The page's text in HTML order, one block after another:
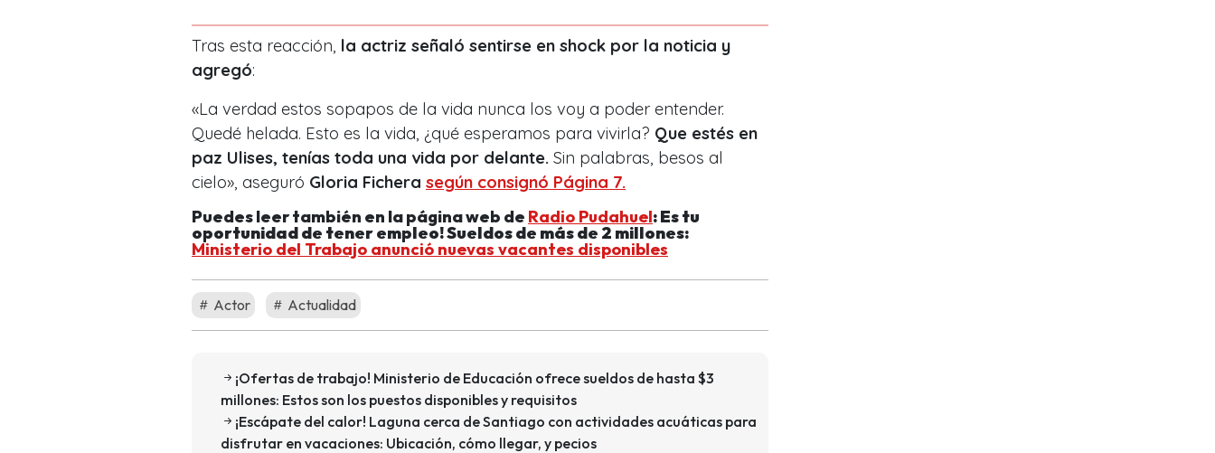
Tras esta reacción, la actriz señaló sentirse en shock por la noticia y
agregó:
«La verdad estos sopapos de la vida nunca los voy a poder entender.
Quedé helada. Esto es la vida, ¿qué esperamos para vivirla? Que estés en
paz Ulises, tenías toda una vida por delante. Sin palabras, besos al
cielo», aseguró Gloria Fichera según consignó Página 7.
Puedes leer también en la página web de Radio Pudahuel: Es tu
oportunidad de tener empleo! Sueldos de más de 2 millones:
Ministerio del Trabajo anunció nuevas vacantes disponibles
Actor Actualidad
¡Ofertas de trabajo! Ministerio de Educación ofrece sueldos de hasta $3
millones: Estos son los puestos disponibles y requisitos
¡Escápate del calor! Laguna cerca de Santiago con actividades acuáticas para
disfrutar en vacaciones: Ubicación, cómo llegar, y pecios